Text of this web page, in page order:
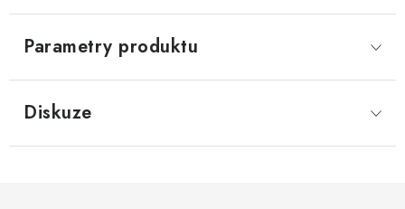
Parametry produktu
Diskuze